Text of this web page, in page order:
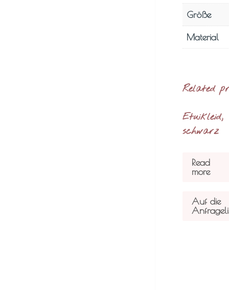
Größe
Material
Related
Etuikleid,
schwarz
Read
more
Auf die